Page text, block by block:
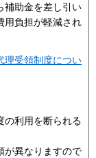
補助金を差し引い
用負担が軽減され
理受領制度につい
の利用を断られる
が異なりますので